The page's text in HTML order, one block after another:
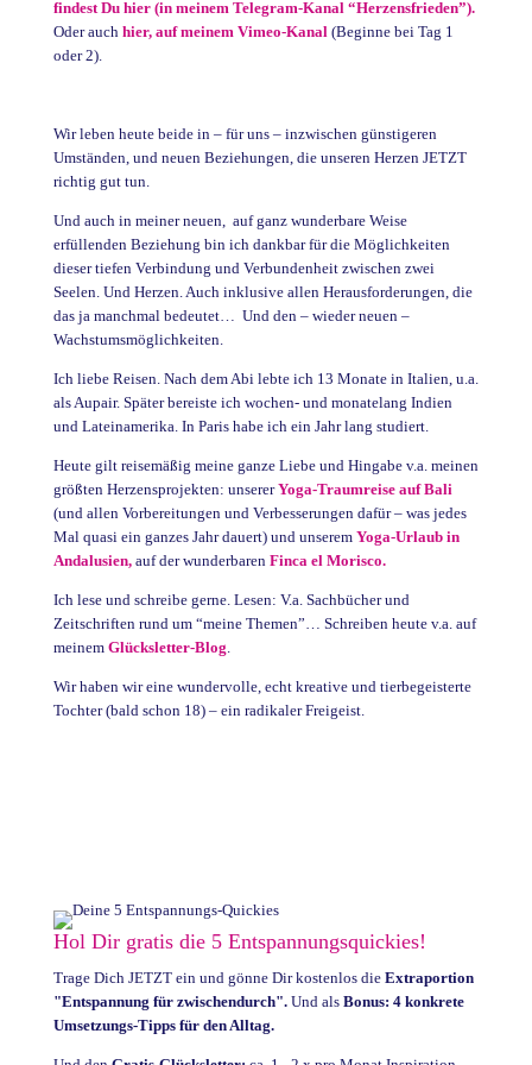
findest Du hier (in meinem Telegram-Kanal “Herzensfrieden”).
Oder auch hier, auf meinem Vimeo-Kanal (Beginne bei Tag 1
oder 2).
Wir leben heute beide in – für uns – inzwischen günstigeren
Umständen, und neuen Beziehungen, die unseren Herzen JETZT
richtig gut tun.
Und auch in meiner neuen, auf ganz wunderbare Weise
erfüllenden Beziehung bin ich dankbar für die Möglichkeiten
dieser tiefen Verbindung und Verbundenheit zwischen zwei
Seelen. Und Herzen. Auch inklusive allen Herausforderungen, die
das ja manchmal bedeutet… Und den – wieder neuen –
Wachstumsmöglichkeiten.
Ich liebe Reisen. Nach dem Abi lebte ich 13 Monate in Italien, u.a.
als Aupair. Später bereiste ich wochen- und monatelang Indien
und Lateinamerika. In Paris habe ich ein Jahr lang studiert.
Heute gilt reisemäßig meine ganze Liebe und Hingabe v.a. meinen
größten Herzensprojekten: unsererYoga-Traumreise auf Bali
(und allen Vorbereitungen und Verbesserungen dafür – was jedes
Mal quasi ein ganzes Jahr dauert) und unserem Yoga-Urlaub in
Andalusien, auf der wunderbaren Finca el Morisco.
Ich lese und schreibe gerne. Lesen: V.a. Sachbücher und
Zeitschriften rund um “meine Themen”… Schreiben heute v.a. auf
meinem Glücksletter-Blog
Wir haben wir eine wundervolle, echt kreative und tierbegeisterte
Tochter (bald schon 18) – ein radikaler Freigeist.
Hol Dir gratis die 5 Entspannungsquickies!
Trage Dich JETZT ein und gönne Dir kostenlos die Extraportion
"Entspannung für zwischendurch".Und als Bonus: 4 konkrete
Umsetzungs-Tipps für den Alltag.